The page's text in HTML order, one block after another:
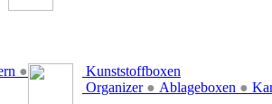
●
Kunststoffboxen
Organizer ● Ablageboxen ●